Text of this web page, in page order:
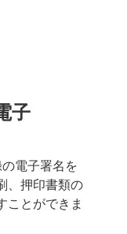
子
電子署名を
、押印書類の
ことができま